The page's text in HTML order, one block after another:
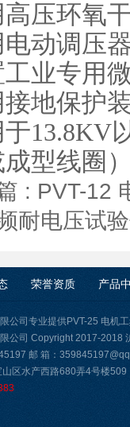
高压环氧
电动调压
工业专用
接地保护
13.8KV
成型线圈
: PVT-12
耐电压试
荣誉资质 产品
公司专业提供PVT-25 电机
公司 Copyright 2017-2018
邮 箱：
区水产西路680弄4号楼509